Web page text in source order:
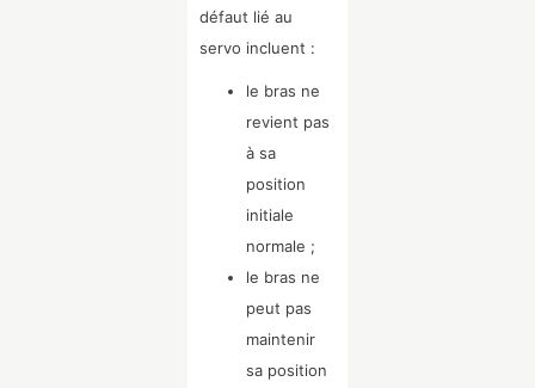
défaut lié au
servo incluent :
le bras ne
revient pas
à sa
position
initiale
normale ;
le bras ne
peut pas
maintenir
sa position